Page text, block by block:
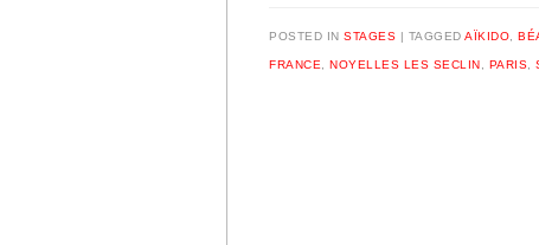
POSTED IN STAGES TAGGED AÏKIDO
FRANCE NOYELLES LES SECLIN PARIS